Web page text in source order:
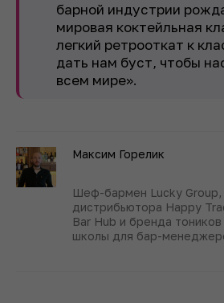
барной индустрии
мировая коктейльная
легкий ретрооткат к
дать нам буст, чтобы
всем мире».
Максим Горелик
Шеф-бармен Lucky Group,
дистрибьютора Happy
Bar Hub и бренда
школы для бар-